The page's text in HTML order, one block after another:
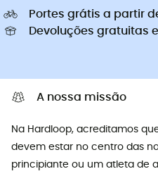
Portes grátis a partir
Devoluções gratuitas
A nossa missão
Na Hardloop, acreditamos
devem estar no centro das
principiante ou um atleta de